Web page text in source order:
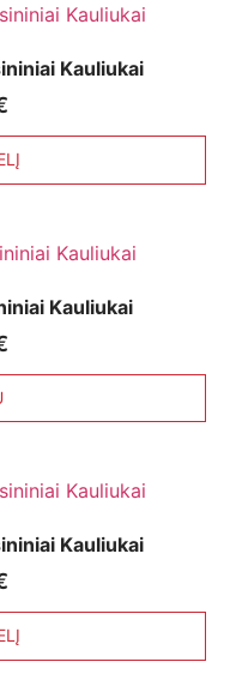
Kauliukai
Kauliukai
Kauliukai